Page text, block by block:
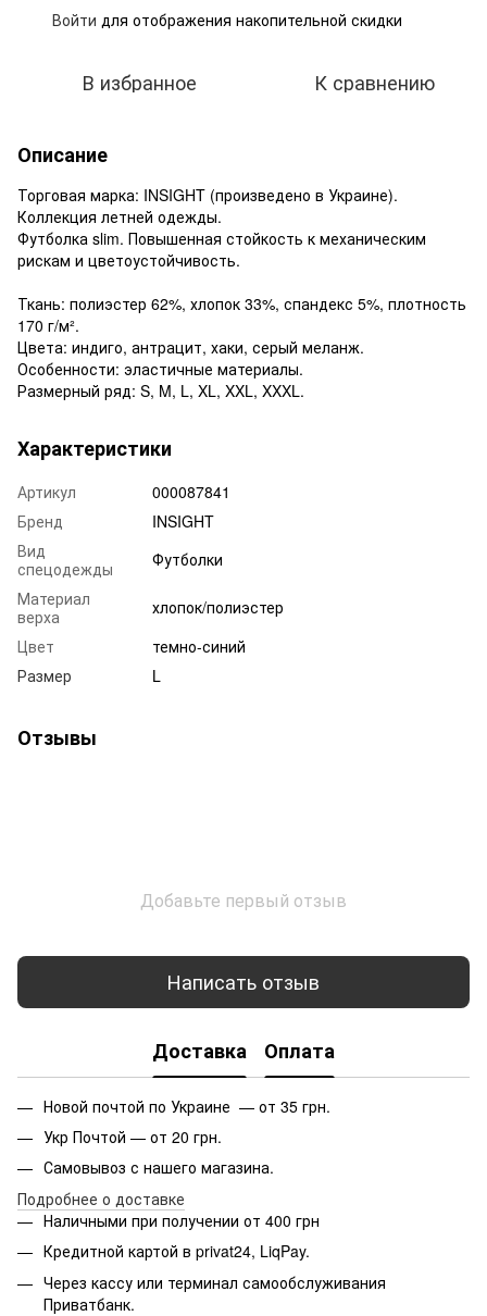
Войти для отображения накопительной скидки
В избранное К сравнению
Описание
Торговая марка: INSIGHT (произведено в Украине).
Коллекция летней одежды.
Футболка slim. Повышенная стойкость к механическим
рискам и цветоустойчивость.
Ткань: полиэстер 62%, хлопок 33%, спандекс 5%, плотность
170 г/м².
Цвета: индиго, антрацит, хаки, серый меланж.
Особенности: эластичные материалы.
Размерный ряд: S, M, L, XL, XXL, XXXL.
Характеристики
Артикул
000087841
Бренд
INSIGHT
Вид
спецодежды
Футболки
Материал
верха
хлопок/полиэстер
Цвет
темно-синий
Размер
L
Отзывы
Добавьте первый отзыв
Написать отзыв
Доставка Оплата
Новой почтой по Украине — от 35 грн.
Укр Почтой — от 20 грн.
Самовывоз с нашего магазина.
Подробнее о доставке
Наличными при получении от 400 грн
Кредитной картой в privat24, LiqPay.
Через кассу или терминал самообслуживания
Приватбанк.